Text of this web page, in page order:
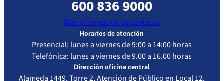
600 836 9000
Más información de contacto
Horarios de atención
Presencial: lunes a viernes de 9:00 a 14:00 horas
Telefónica: lunes a viernes de 9.00 a 16.00 horas
Dirección oficina central
Alameda 1449, Torre 2, Atención de Público en Local 12,